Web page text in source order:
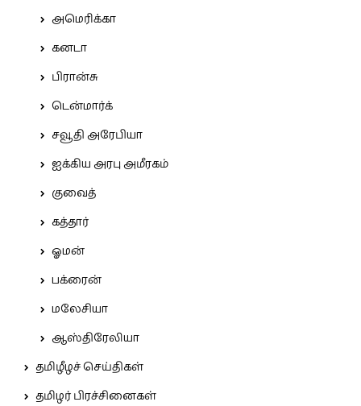
அமெரிக்கா
கனடா
பிரான்சு
டென்மார்க்
சவூதி அரேபியா
ஐக்கிய அரபு அமீரகம்
குவைத்
கத்தார்
ஓமன்
பக்ரைன்
மலேசியா
ஆஸ்திரேலியா
தமிழீழச் செய்திகள்
தமிழர் பிரச்சினைகள்